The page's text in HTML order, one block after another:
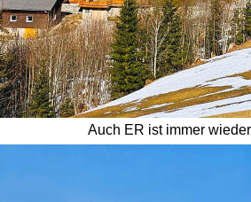
Auch ER ist immer